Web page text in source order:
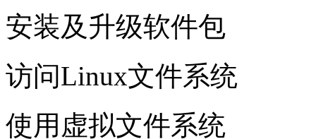
安装及升级软件包
访问Linux文件系统
使用虚拟文件系统